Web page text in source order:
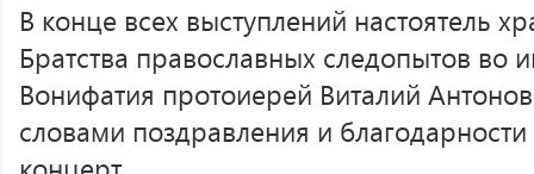
В конце всех выступлений настоятель
Братства православных следопытов во
Вонифатия протоиерей Виталий
словами поздравления и